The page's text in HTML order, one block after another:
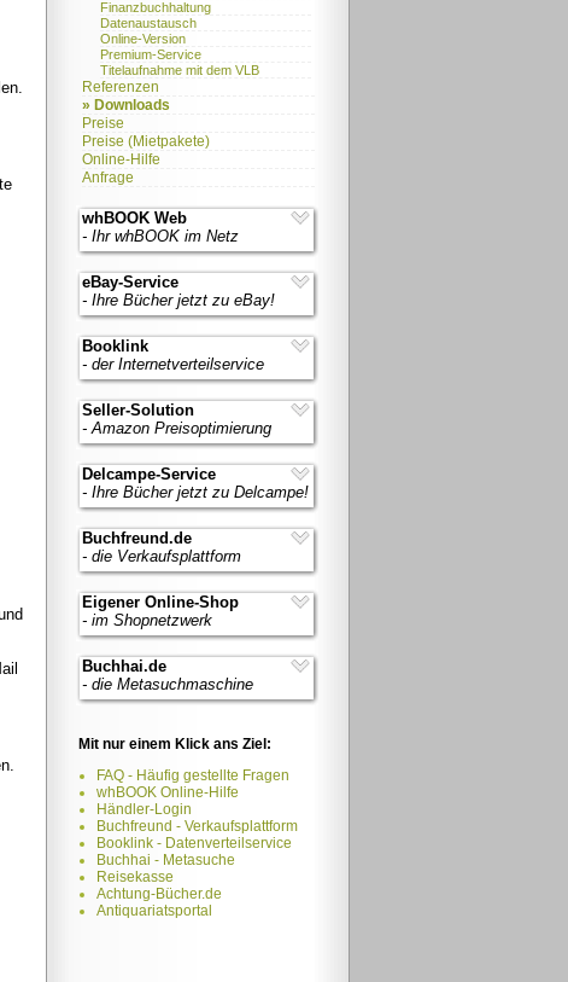
Finanzbuchhaltung
Datenaustausch
Online-Version
Premium-Service
Titelaufnahme mit dem VLB
Referenzen
» Downloads
Preise
Preise (Mietpakete)
Online-Hilfe
Anfrage
whBOOK Web
- Ihr whBOOK im Netz
eBay-Service
- Ihre Bücher jetzt zu eBay!
Booklink
- der Internetverteilservice
Seller-Solution
- Amazon Preisoptimierung
Delcampe-Service
- Ihre Bücher jetzt zu Delcampe!
Buchfreund.de
- die Verkaufsplattform
Eigener Online-Shop
- im Shopnetzwerk
Buchhai.de
- die Metasuchmaschine
Mit nur einem Klick ans Ziel:
FAQ - Häufig gestellte Fragen
whBOOK Online-Hilfe
Händler-Login
Buchfreund - Verkaufsplattform
Booklink - Datenverteilservice
Buchhai - Metasuche
Reisekasse
Achtung-Bücher.de
Antiquariatsportal